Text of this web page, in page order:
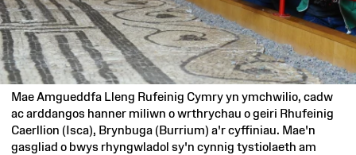
Mae Amgueddfa Lleng Rufeinig Cymry yn ymchwilio, cadw
ac arddangos hanner miliwn o wrthrychau o geiri Rhufeinig
Caerllion (Isca), Brynbuga (Burrium) a'r cyffiniau. Mae'n
gasgliad o bwys rhyngwladol sy'n cynnig tystiolaeth am